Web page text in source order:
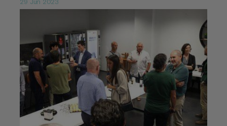
29 Jun 2023